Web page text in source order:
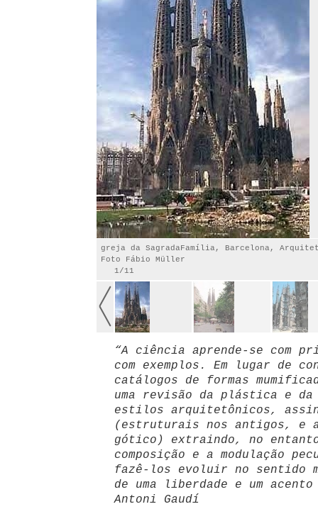
greja da SagradaFamília, Barcelona,
Foto Fábio Müller
1/11
“A ciência aprende-se com
com exemplos. Em lugar de
catálogos de formas
uma revisão da plástica e
estilos arquitetônicos,
(estruturais nos antigos, e
gótico) extraindo, no
composição e a modulação
fazê-los evoluir no sentido
de uma liberdade e um acento
Antoni Gaudí